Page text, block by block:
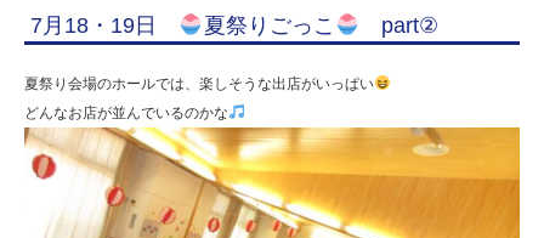
7月18・19日 夏祭りごっこ part②
夏祭り会場のホールでは、楽しそうな出店がいっぱい
どんなお店が並んでいるのかな